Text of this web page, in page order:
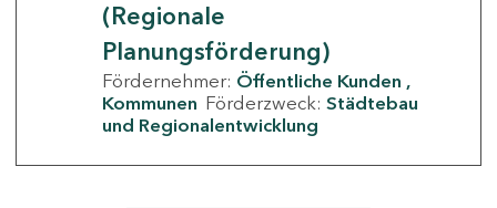
(Regionale
Planungsförderung)
Fördernehmer: Öffentliche Kunden
Kommunen Förderzweck: Städtebau
und Regionalentwicklung